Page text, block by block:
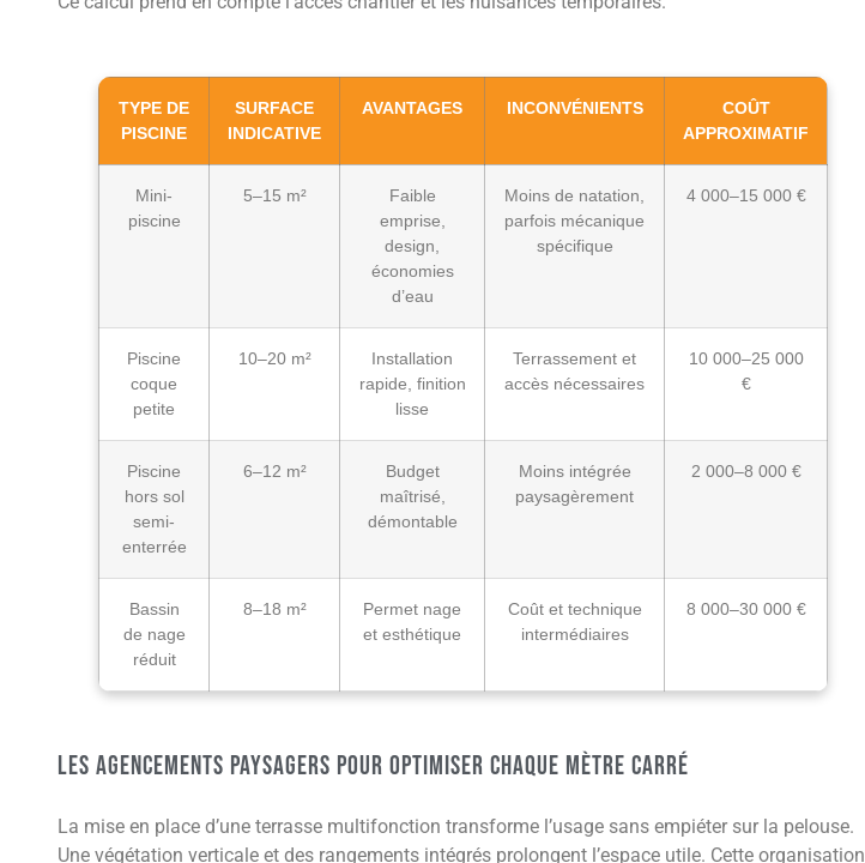
TYPE DE
PISCINE
SURFACE
INDICATIVE
AVANTAGES INCONVÉNIENTS
COÛT
APPROXIMATIF
Mini-
piscine
5–15 m²
Faible
emprise,
design,
économies
d’eau
Moins de natation,
parfois mécanique
spécifique
4 000–15 000 €
Piscine
coque
petite
10–20 m²
Installation
rapide, finition
lisse
Terrassement et
accès nécessaires
10 000–25 000
€
Piscine
hors sol
semi-
enterrée
6–12 m²
Budget
maîtrisé,
démontable
Moins intégrée
paysagèrement
2 000–8 000 €
Bassin
de nage
réduit
8–18 m²
Permet nage
et esthétique
Coût et technique
intermédiaires
8 000–30 000 €
Les agencements paysagers pour optimiser chaque mètre carré
La mise en place d’une terrasse multifonction transforme l’usage sans empiéter sur la pelouse.
Une végétation verticale et des rangements intégrés prolongent l’espace utile. Cette organisation